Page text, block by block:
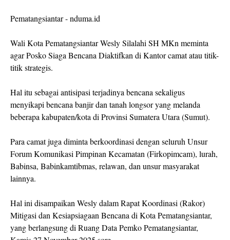
Pematangsiantar - nduma.id
Wali Kota Pematangsiantar Wesly Silalahi SH MKn meminta
agar Posko Siaga Bencana Diaktifkan di Kantor camat atau titik-
titik strategis.
Hal itu sebagai antisipasi terjadinya bencana sekaligus
menyikapi bencana banjir dan tanah longsor yang melanda
beberapa kabupaten/kota di Provinsi Sumatera Utara (Sumut).
Para camat juga diminta berkoordinasi dengan seluruh Unsur
Forum Komunikasi Pimpinan Kecamatan (Firkopimcam), lurah,
Babinsa, Babinkamtibmas, relawan, dan unsur masyarakat
lainnya.
Hal ini disampaikan Wesly dalam Rapat Koordinasi (Rakor)
Mitigasi dan Kesiapsiagaan Bencana di Kota Pematangsiantar,
yang berlangsung di Ruang Data Pemko Pematangsiantar,